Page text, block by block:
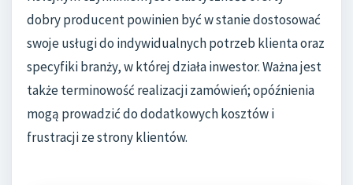
dobry producent powinien być w stanie dostosować
swoje usługi do indywidualnych potrzeb klienta oraz
specyfiki branży, w której działa inwestor. Ważna jest
także terminowość realizacji zamówień; opóźnienia
mogą prowadzić do dodatkowych kosztów i
frustracji ze strony klientów.